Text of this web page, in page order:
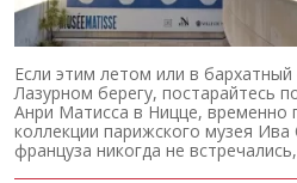
Если этим летом или в
Лазурном берегу, постарайтесь
Анри Матисса в Ницце, временно
коллекции парижского музея
француза никогда не